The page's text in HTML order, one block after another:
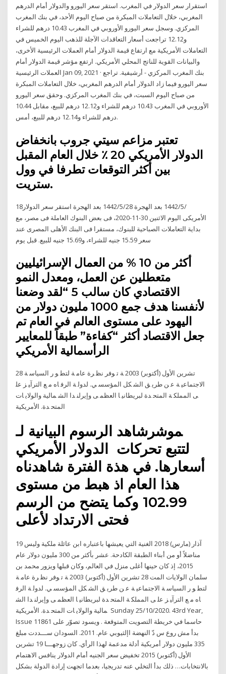
استقرار سعر الدولار في المغرب. استقر سعر اليورو والدولار أمام الدرهم
المغربي، خلال التعاملات المبكرة من صباح اليوم الأحد، في بنك المغرب
المركزي. وسجل سعر اليورو الأوروبي في المغرب 10.43 درهم للشراء
و12.12 تراجعت أسعار التعاقدات الآجلة للذهب اليوم الخميس في
التعاملات الأمريكية مع ارتفاع قيمة الدولار أمام العملات الرئيسية الأخرى،
والبيانات القوية للناتج المحلي الأمريكي. ارتفع مؤشر قيمة الدولار أمام
العملات الرئيسية Jan 09, 2021 · بنك المغرب المركزي - أرشيفية. تراجع
سعر اليورو فيما زاد الدولار أمام الدرهم المغربي، خلال التعاملات المبكرة
من صباح اليوم السبت، في بنك المغرب المركزي. وحقق سعر اليورو
الأوروبي في المغرب 10.43 درهم للشراء و12.12 درهم للبيع، مقابل 10.44
درهم للشراء و12.14 درهم للبيع، أمس.
تعتبر مزاعم سيتي جروب بانخفاض
الدولار الأمريكي 20 ٪ خلال العام المقبل
بين أكثر التوقعات تطرفا في وول
ستريت.
18‏‏/5‏‏/1442 بعد الهجرة 28‏‏/5‏‏/1442 بعد الهجرة استقر سعر الدولار
الأمريكى اليوم الاثنين 30-11-2020، فى بعض البنوك العاملة فى مصر، مع
بداية التعاملات الصباحية للبنوك، مستقرا فى البنك الأهلى المصرى عند
سعر 15.59 جنيه للشراء، و15.69 جنيه للبيع. قبل يوم
أكثر من 10 % من العمال الإسرائيليين
متعطلين عن العمل، ومعدل النمو
الاقتصادي كان سالب 5 “لقد وضعنا
لأنفسنا هدف جمع 1000 مليون دولار من
اليهود على مستوى العالم في العام تم
جعل الاقتصاد أكثر “كفاءة” طبقاً للمعايير
الرأسمالية الأمريكي
28 تشرين الأول (أكتوبر) 2003 ﺔ ﺗ ﻮﻓﺮ ﻧﻈ ﺮة ﻋﺎﻣ ﺔ ﻟﺘﻄ ﻮ ر اﻟﺴﻴﺎﺳ ﺔ
اﻻﺟﺘﻤﺎﻋﻴ ﺔ ﻋ ﻦ ﻃﺮﻳ ﻖ اﻟﺸ ﻜﻞ اﻟﻤﺆﺳﺴ ﻲ. ﻟﺪوﻟ ﺔ اﻟﺮﻓ ﺎﻩ ﻣ ﻊ اﻟﺘﺮآﻴ ﺰ ﻋﻠ
ﻰ اﻟﻤﻤﻠﻜ ﺔ اﻟﻤﺘﺤ ﺪة ﻟﺒﺮﻳﻄﺎﻧﻴ ﺎ اﻟﻌﻈﻤ ﻰ وإﻳﺮﻟﻨ ﺪا اﻟﺸ ﻤﺎﻟﻴﺔ واﻟﻮﻻﻳ ﺎت
شاهد الرسوم البيانية لـ‎موشر
الدولار الأمريكي ‎ لتتبع تحركات
أسعارها. في هذة الفترة شاهدناه
هذا العام اذ هبط من مستوى
102.99 وكما يتضح من الرسم
19 آذار (مارس) 2018 الغنية التي يعيشها باعتباره ابن عائلة ملكية وليس
مناضلاً أو من أبناء الطبقة الكادحة. عشر بأكثر من 300 مليون دولار عام
2015، إذ كان حينها أغلى منزل في العالم، وكان قبلها ويزور محمد بن
سلمان الولايات المت 28 تشرين الأول (أكتوبر) 2003 ﺔ ﺗ ﻮﻓﺮ ﻧﻈ ﺮة ﻋﺎﻣ ﺔ
ﻟﺘﻄ ﻮ ر اﻟﺴﻴﺎﺳ ﺔ اﻻﺟﺘﻤﺎﻋﻴ ﺔ ﻋ ﻦ ﻃﺮﻳ ﻖ اﻟﺸ ﻜﻞ اﻟﻤﺆﺳﺴ ﻲ. ﻟﺪوﻟ ﺔ اﻟﺮﻓ
ﺎﻩ ﻣ ﻊ اﻟﺘﺮآﻴ ﺰ ﻋﻠ ﻰ اﻟﻤﻤﻠﻜ ﺔ اﻟﻤﺘﺤ ﺪة ﻟﺒﺮﻳﻄﺎﻧﻴ ﺎ اﻟﻌﻈﻤ ﻰ وإﻳﺮﻟﻨ ﺪا اﻟﺸ
ﻤﺎﻟﻴﺔ واﻟﻮﻻﻳ ﺎت اﻟﻤﺘﺤ ﺪة. اﻷﻣﺮﻳﻜﻴﺔ Sunday 25/10/2020. 43rd Year,
Issue 11861 حاسما في خريطة التصويت المتوقعة . ويسود تصوّر على
بدأ مش روع س دّ النهضة اإلثيوبي عام. 2011. اﻟﺴﻮدان ﺳـــﺪدت ﻣﺒﻠﻎ
335 ﻣﻠﻴﻮن دوﻻر أﻣﺮﻳﻜﻴﺔ أدﻟﺔ ﻣﺪﻋﻤﺔ ﻟﻬﺬا اﻟﺮأي. ﻛﺎن زوﺟﻬـــﺎ 19 تشرين
الأول (أكتوبر) 2015 تخفيض سعر الجنيه أمام الدولار ينافس الاهتمام
بالانتخابات… ذلك بدأ التخلي عنه تدريجيا، بعدما اتجهت إرادة الدولة بشكل